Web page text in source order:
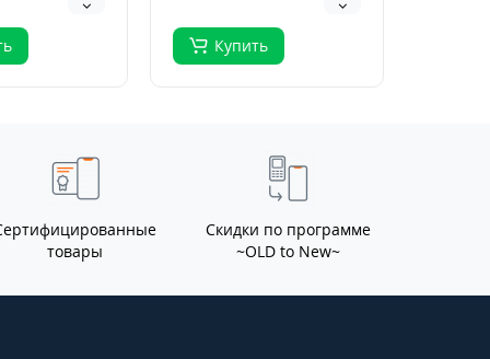
Купить
товары
Скидки по программе
~OLD to New~